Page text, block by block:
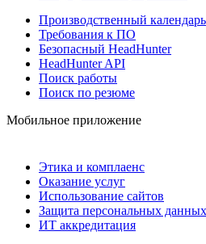
Производственный календарь
Требования к ПО
Безопасный HeadHunter
HeadHunter API
Поиск работы
Поиск по резюме
Мобильное приложение
Этика и комплаенс
Оказание услуг
Использование сайтов
Защита персональных данных
ИТ аккредитация